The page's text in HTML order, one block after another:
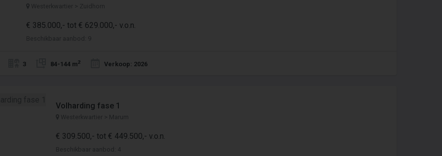
Westerkwartier > Zuidhorn
€ 385.000,- tot € 629.000,- v.o.n.
Beschikbaar aanbod: 9
3 84-144 m2 Verkoop: 2026
Volharding fase 1
Westerkwartier > Marum
€ 309.500,- tot € 449.500,- v.o.n.
Beschikbaar aanbod: 4